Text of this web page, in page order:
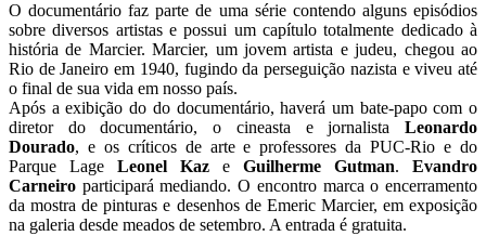
O documentário faz parte de uma série contendo alguns episódios
sobre diversos artistas e possui um capítulo totalmente dedicado à
história de Marcier. Marcier, um jovem artista e judeu, chegou ao
Rio de Janeiro em 1940, fugindo da perseguição nazista e viveu até
o final de sua vida em nosso país.
Após a exibição do do documentário, haverá um bate-papo com o
diretor do documentário, o cineasta e jornalista Leonardo
Dourado, e os críticos de arte e professores da PUC-Rio e do
Parque Lage Leonel Kaz e Guilherme Gutman. Evandro
Carneiro participará mediando. O encontro marca o encerramento
da mostra de pinturas e desenhos de Emeric Marcier, em exposição
na galeria desde meados de setembro. A entrada é gratuita.